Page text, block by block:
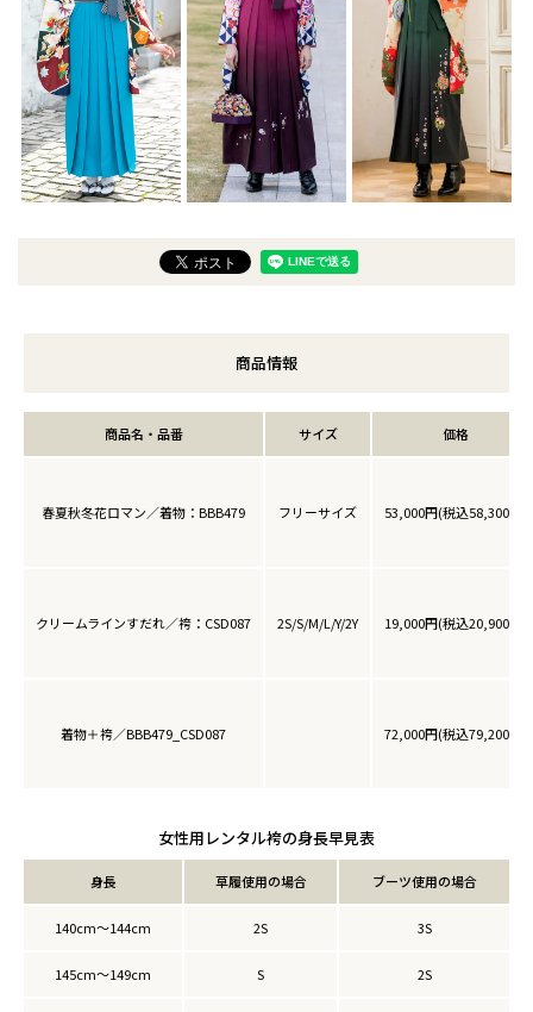
商品情報
商品名・品番 サイズ 価格
春夏秋冬花ロマン／着物：BBB479 フリーサイズ 53,000円(税込58,300円)
クリームラインすだれ／袴：CSD087 2S/S/M/L/Y/2Y 19,000円(税込20,900円)
着物＋袴／BBB479_CSD087 72,000円(税込79,200円)
女性用レンタル袴の身長早見表
身長 草履使用の場合 ブーツ使用の場合
140cm～144cm 2S 3S
145cm～149cm S 2S